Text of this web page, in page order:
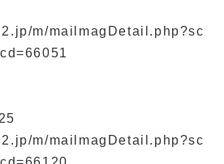
m/mailmagDetail.php?sc
m/mailmagDetail.php?sc